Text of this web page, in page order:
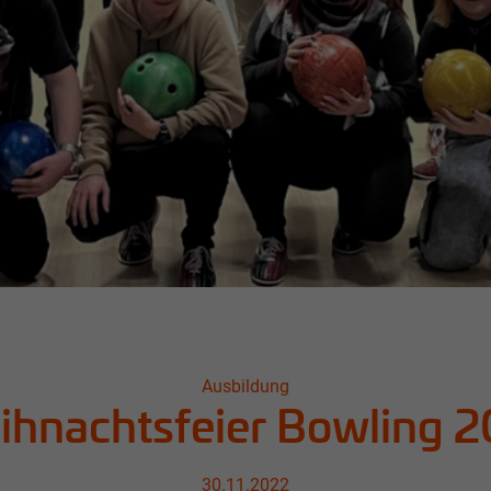
Ausbildung
Bowling
30.11.2022